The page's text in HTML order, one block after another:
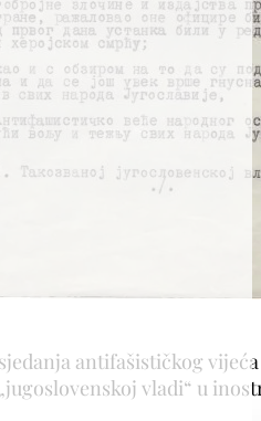
antifašističkog
vladi“ u